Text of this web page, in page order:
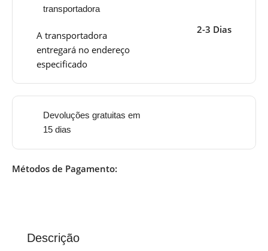
transportadora
A transportadora
entregará no endereço
especificado
2-3 Dias
Devoluções gratuitas em
15 dias
Métodos de Pagamento:
Descrição